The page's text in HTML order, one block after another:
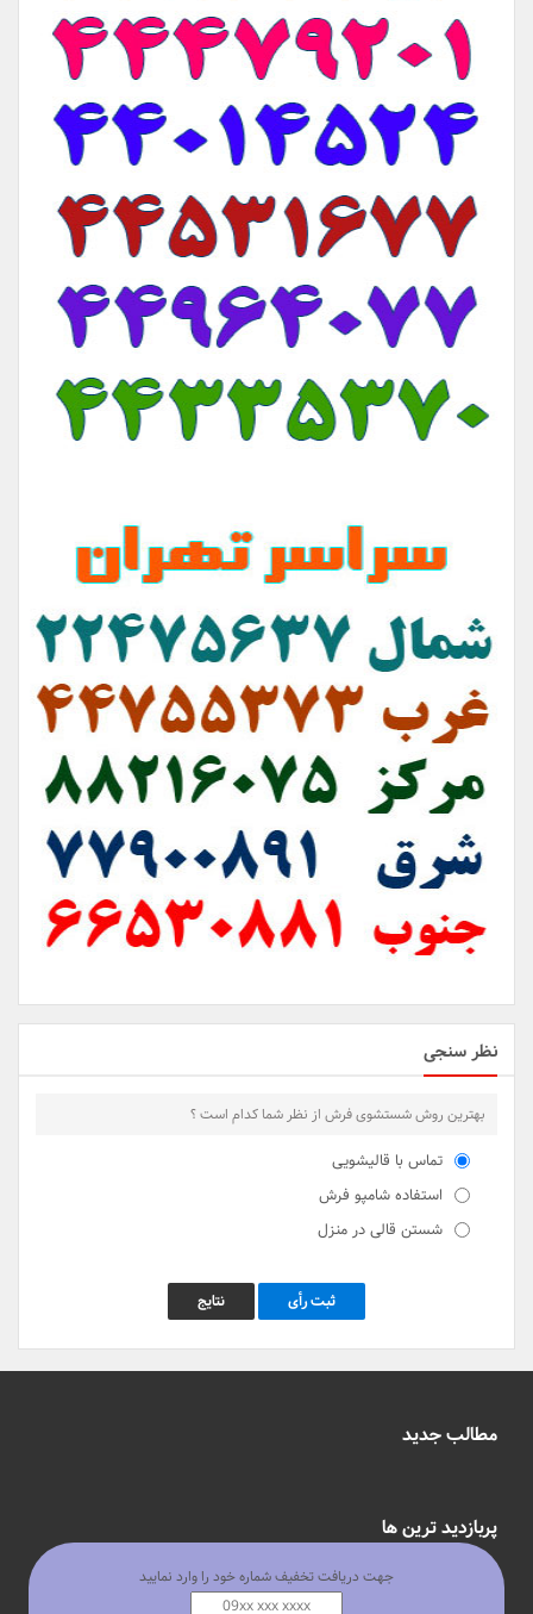
نظر سنجی
بهترین روش شستشوی فرش از نظر شما کدام است ؟
تماس با قالیشویی
استفاده شامپو فرش
شستن قالی در منزل
ثبت رأی نتایج
مطالب جدید
پربازدید ترین ها
جهت دریافت تخفیف شماره خود را وارد نمایید